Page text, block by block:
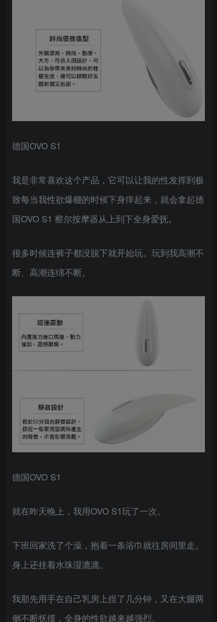
德国OVO S1
我是非常喜欢这个产品，它可以让我的性发挥到极
致每当我性欲爆棚的时候下身痒起来，就会拿起德
国OVO S1 察尔按摩器从上到下全身爱抚。
很多时候连裤子都没脱下就开始玩。玩到我高潮不
断、高潮连绵不断。
德国OVO S1
就在昨天晚上，我用OVO S1玩了一次。
下班回家洗了个澡，抱着一条浴巾就往房间里走。
身上还挂着水珠湿漉漉。
我那先用手在自己乳房上捏了几分钟，又在大腿两
侧不断抚摸，全身的性欲越来越强烈。